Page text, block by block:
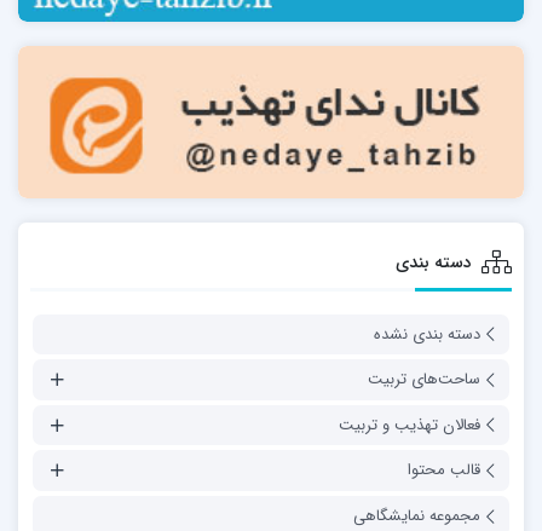
دسته بندی
دسته بندی نشده
ساحت‌های تربیت
فعالان تهذیب و تربیت
قالب محتوا
مجموعه نمایشگاهی